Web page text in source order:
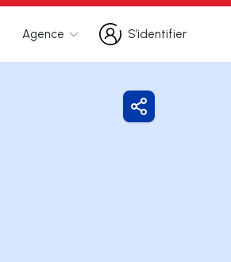
Agence
S’identifier
S’identifier
Partager